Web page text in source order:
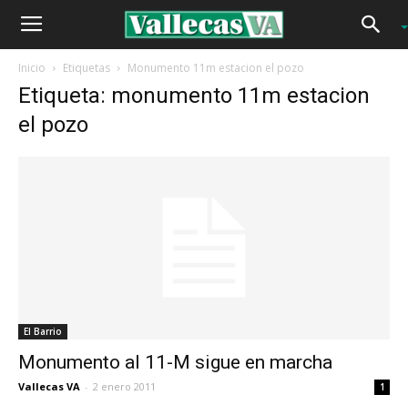
Inicio Etiquetas Monumento 11m estacion el pozo
Etiqueta: monumento 11m estacion
el pozo
El Barrio
Monumento al 11-M sigue en marcha
Vallecas VA - 2 enero 2011 1